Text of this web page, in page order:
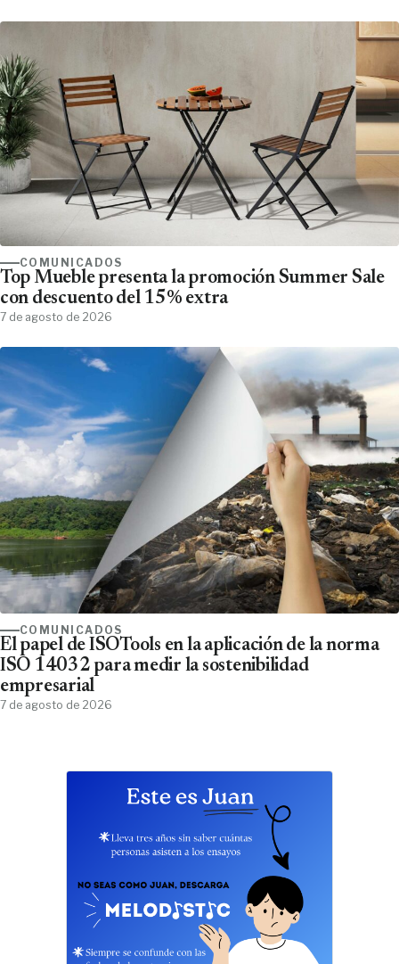
COMUNICADOS
Top Mueble presenta la promoción Summer Sale
con descuento del 15% extra
7 de agosto de 2026
COMUNICADOS
El papel de ISOTools en la aplicación de la norma
ISO 14032 para medir la sostenibilidad
empresarial
7 de agosto de 2026